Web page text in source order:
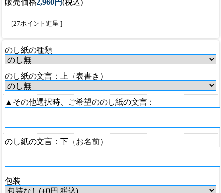
販売価格2,960円(税込)
[27ポイント進呈 ]
のし紙の種類
のし紙の文言：上（表書き）
▲その他選択時、ご希望ののし紙の文言：
のし紙の文言：下（お名前）
包装